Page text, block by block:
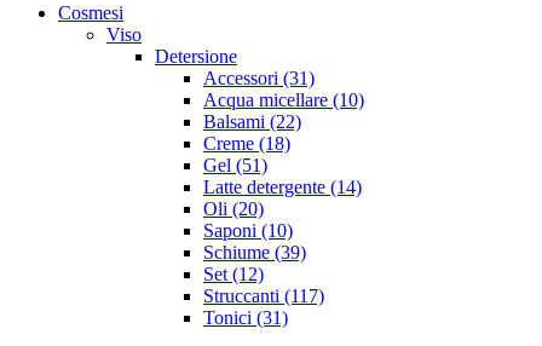
Cosmesi
Viso
Detersione
Accessori (31)
Acqua micellare (10)
Balsami (22)
Creme (18)
Gel (51)
Latte detergente (14)
Oli (20)
Saponi (10)
Schiume (39)
Set (12)
Struccanti (117)
Tonici (31)